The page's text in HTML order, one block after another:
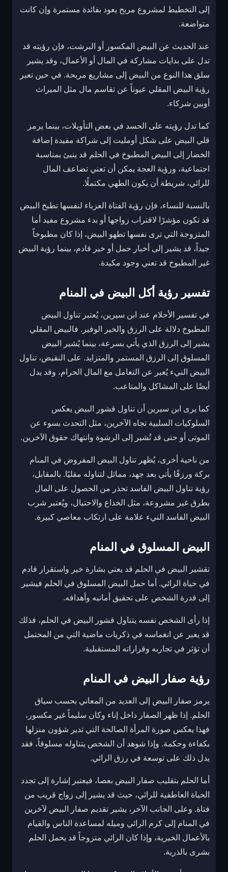
إلى التخطيط لمشروع مربح يعود بفائدة مستمرة وإن كانت
متواضعة.
عند الحديث عن البيض المكسور أو البرشت، فإن رؤيته قد
تدل على بدايات مشاركة في المال أو الأعمال، وقد يشير
سلق هذا النوع من البيض إلى مشاريع مربحة. في حين تعبر
رؤية البيض المقلي عيوناً عن تقاسم مال مثل الميراث
أوبين شركاء.
كما تدل رؤيته على الحسد في بعض التأويلات، بينما يرمز
قلي البيض على شكل أومليت إلى شراكة مفيدة إضافة
الخضار إلى البيض المطبوخ في الحلم قد ينبئ بمناسبة
اجتماعية، ورؤية العجة يمكن أن تعني تضاعف المال
للرائي، شريطة أن يكون الطهي مكتملًا.
بالنسبة للنساء، فإن رؤية الفتاة العزباء لنفسها تطبخ البيض
قد تكون مؤشرًا لاقتراب زواجها أو بدء مشروع مفيد أما
المتزوجة التي ترى نفسها تطهو البيض، إذا كان مطبوخاً
جيداً، قد يشير إلى أخبار حمل أو خير قادم، بينما رؤية البيض
غير المطبوخ قد تعني وجود مكيدة.
تفسير رؤية أكل البيض في المنام
في تفسير الأحلام عند ابن سيرين، يُعتبر تناول البيض
المطبوخ دلالة على الرزق والخير الوفير. فالبيض المقلي
يشير إلى الرزق الذي يأتي بسرعة، بينما يُشير البيض
المسلوق إلى الرزق المستمر والمتزايد. على النقيض، تناول
البيض النيء يُعبر عن التعامل مع المال الحرام، وقد يدل
أيضًا على المشاكل والمتاعب.
كما يرى ابن سيرين أن تناول قشور البيض يعكس
السلوكيات السلبية تجاه الآخرين، مثل التحدث بسوء عن
الموتى أو حتى قد تُشير إلى الرشوة وانتهاك حقوق الآخرين.
من ناحية أخرى، يُظهر تناول البيض المفروض في المنام
بركة ورزقًا يأتي بعد جهد، مماثل لتناوله مقليًا. بالمقابل،
رؤية تناول البيض الفاسد تحذر من الحصول على المال
بطرق غير مشروعة، مثل الخداع والاحتيال، ويُعتبر شرب
البيض الفاسد النيء علامة على ارتكاب معاصي كبيرة.
البيض المسلوق في المنام
تقشير البيض في الحلم قد يعني بشارة خير واستقرار قادم
في حياة الرائي. أما حمل البيض المسلوق في الحلم فيشير
إلى قدرة الشخص على تحقيق أمانيه وأهدافه.
إذا رأى الشخص نفسه يتناول قشور البيض في الحلم، فذلك
قد يعبر عن انغماسه في ذكريات ماضية التي من المحتمل
أن تؤثر في تجاربه وقراراته المستقبلية.
رؤية صفار البيض في المنام
يرمز صفار البيض إلى العديد من المعاني بحسب سياق
الحلم. إذا ظهر الصفار داخل إناء وكان سليماً غير مكسور،
فهذا يعكس صورة المرأة الصالحة التي تدير شؤون منزلها
بكفاءة وحكمة. وإذا شوهد أن الشخص يتناوله مسلوقاً، فقد
يدل ذلك على توسعة في رزق الرائي.
أما الحلم بتقليب صفار البيض بعصا، فيعتبر إشارة إلى تجدد
الحياة العاطفية للرائي، حيث قد يشير إلى زواج قريب من
فتاة. وعلى الجانب الآخر، يشير تقديم صفار البيض لآخرين
في المنام إلى كرم الرائي وميله لمساعدة الناس والقيام
بالأعمال الخيرية، وإذا كان الرائي متزوجاً قد يحمل الحلم
بشرى بالذرية.